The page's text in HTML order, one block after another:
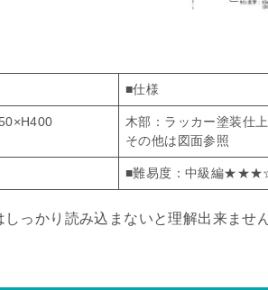
■仕様
木部：ラッカー塗装仕
その他は図面参照
■難易度：中級編
っかり読み込まないと理解出来ません